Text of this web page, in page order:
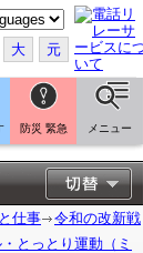
大 元
防災 緊急 メニュー
仕事
令和の改新戦
とっとり運動（ミ